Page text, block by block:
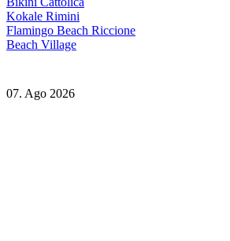
Kokale Rimini
Flamingo Beach Riccione
Beach Village
07. Ago 2026